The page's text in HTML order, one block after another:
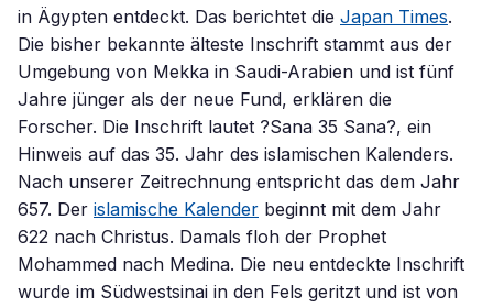
in Ägypten entdeckt. Das berichtet die Japan Times.
Die bisher bekannte älteste Inschrift stammt aus der
Umgebung von Mekka in Saudi-Arabien und ist fünf
Jahre jünger als der neue Fund, erklären die
Forscher. Die Inschrift lautet ?Sana 35 Sana?, ein
Hinweis auf das 35. Jahr des islamischen Kalenders.
Nach unserer Zeitrechnung entspricht das dem Jahr
657. Der islamische Kalender beginnt mit dem Jahr
622 nach Christus. Damals floh der Prophet
Mohammed nach Medina. Die neu entdeckte Inschrift
wurde im Südwestsinai in den Fels geritzt und ist von